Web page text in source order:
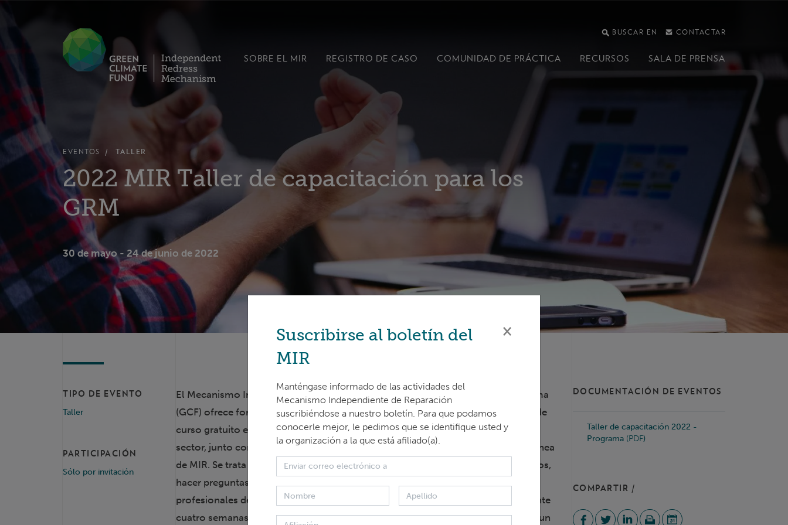
BUSCAR EN CONTACTAR
SOBRE EL MIR REGISTRO DE CASO COMUNIDAD DE PRÁCTICA RECURSOS SALA DE PRENSA
EVENTOS TALLER
2022 MIR Taller de capacitación para los
GRM
30 de mayo - 24 de junio de 2022
TIPO DE EVENTO
Taller
PARTICIPACIÓN
Sólo por invitación
El Mecanismo Independiente de Reclamación (MIR) del Fondo Verde para el Clima
(GCF) ofrece formación para los Mecanismos de Reclamación (GRM) en forma de
curso gratuito en línea. Este curso combinará sesiones en directo con líderes del
sector, junto con la autoinstrucción a través de los módulos de aprendizaje en línea
de MIR. Se trata de una oportunidad única para ser guiado a través de los módulos,
hacer preguntas, discutir el contenido del curso con expertos y conocer a otros
profesionales de la reparación de reclamaciones. El taller se llevará a cabo durante
cuatro semanas, del 30 de mayo al 24 de junio, y los participantes deben prever un
DOCUMENTACIÓN DE EVENTOS
Taller de capacitación 2022 -
Programa (PDF)
COMPARTIR /
Suscribirse al boletín del
MIR
×
Manténgase informado de las actividades del
Mecanismo Independiente de Reparación
suscribiéndose a nuestro boletín. Para que podamos
conocerle mejor, le pedimos que se identifique usted y
la organización a la que está afiliado(a).